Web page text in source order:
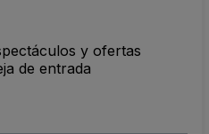
y ofertas
de entrada